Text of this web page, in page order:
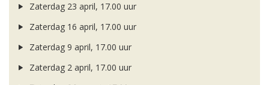
Zaterdag 23 april, 17.00 uur
Zaterdag 16 april, 17.00 uur
Zaterdag 9 april, 17.00 uur
Zaterdag 2 april, 17.00 uur